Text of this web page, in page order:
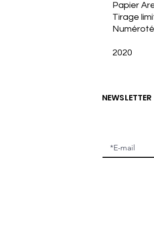
Papier
Tirage
2020
NEWSLETTER